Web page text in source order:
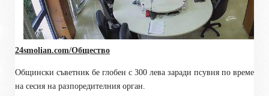
24smolian.com/Общество
Общински съветник бе глобен с 300 лева заради псувня по време
на сесия на разпоредителния орган.